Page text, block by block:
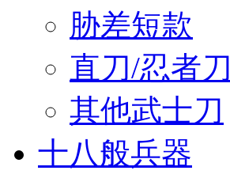
胁差短款
直刀/忍者刀
其他武士刀
十八般兵器